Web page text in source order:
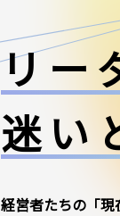
リー
迷い
経営者たちの「現